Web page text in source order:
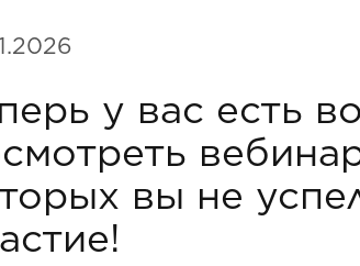
у вас есть
вы не